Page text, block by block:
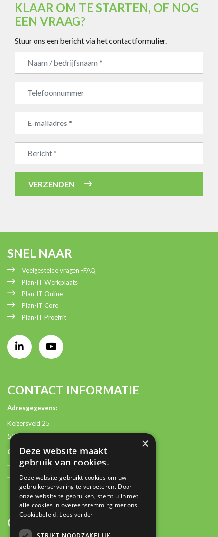
KLAAR OM TE STARTEN, OF NOG
EEN VRAAG?
Stuur ons een bericht via het contactformulier.
VERZENDEN
SNEL NAAR
Veelgestelde vragen -FAQ
Plan-IT Werkplaats
Plan-IT Online
Plan-IT Core
Plan-IT Proefrit
CONTACT INFORMATIE
Adresgegevens:
Keizersveld 25
5803 AM Venray
Contactgegevens:
+31 (0)85 2362500
contact@plan-it.nl
OVER
×
Deze website maakt
gebruik van cookies.
Deze website gebruikt cookies om uw
gebruikerservaring te verbeteren. Door
onze website te gebruiken, stemt u in met
alle cookies in overeenstemming met ons
Cookiebeleid. Lees verder
STRIKT NOODZAKELIJK